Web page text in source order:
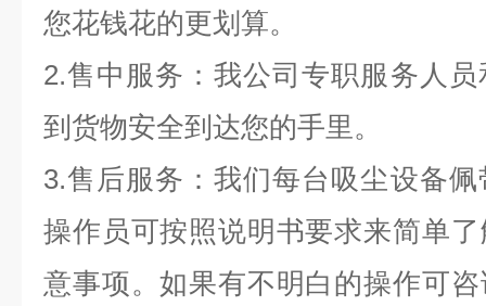
您花钱花的更划算。
2.售中服务：我公司专职服务人
到货物安全到达您的手里。
3.售后服务：我们每台吸尘设备
操作员可按照说明书要求来简单
意事项。如果有不明白的操作可